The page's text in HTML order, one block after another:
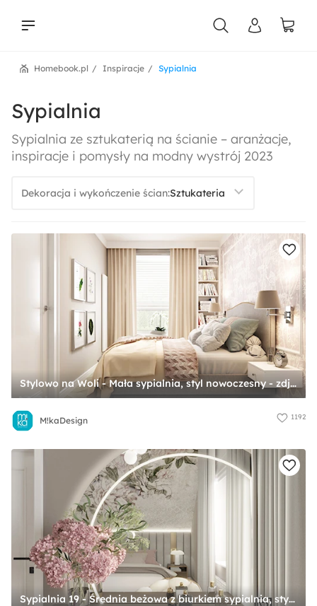
Sypialnia
Inspiracje
Homebook.pl
Sypialnia
Sypialnia ze sztukaterią na ścianie – aranżacje,
inspiracje i pomysły na modny wystrój 2023
Dekoracja i wykończenie ścian:
Stylowo na Woli - Mała sypialnia, styl nowoczesny - zdjęcie od M!kaDesign
M!kaDesign 1192
Sypialnia 19 - Średnia beżowa z biurkiem sypialnia, styl glamour - zdjęcie od Anna Romik Architektura Wnętrz